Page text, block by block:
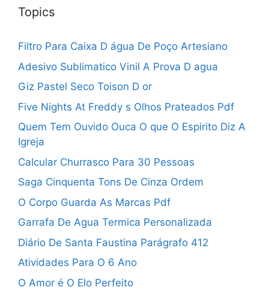
Topics
Filtro Para Caixa D água De Poço Artesiano
Adesivo Sublimatico Vinil A Prova D agua
Giz Pastel Seco Toison D or
Five Nights At Freddy s Olhos Prateados Pdf
Quem Tem Ouvido Ouca O que O Espirito Diz A
Igreja
Calcular Churrasco Para 30 Pessoas
Saga Cinquenta Tons De Cinza Ordem
O Corpo Guarda As Marcas Pdf
Garrafa De Agua Termica Personalizada
Diário De Santa Faustina Parágrafo 412
Atividades Para O 6 Ano
O Amor é O Elo Perfeito